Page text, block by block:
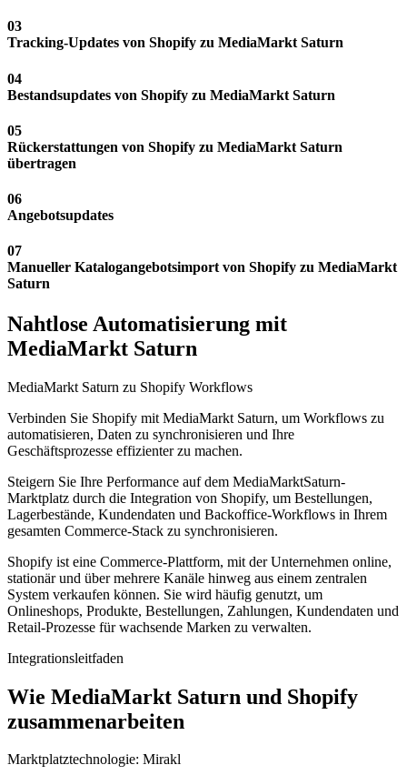
03
Tracking-Updates von Shopify zu MediaMarkt Saturn
04
Bestandsupdates von Shopify zu MediaMarkt Saturn
05
Rückerstattungen von Shopify zu MediaMarkt Saturn
übertragen
06
Angebotsupdates
07
Manueller Katalogangebotsimport von Shopify zu MediaMarkt
Saturn
Nahtlose Automatisierung mit
MediaMarkt Saturn
MediaMarkt Saturn zu Shopify Workflows
Verbinden Sie Shopify mit MediaMarkt Saturn, um Workflows zu
automatisieren, Daten zu synchronisieren und Ihre
Geschäftsprozesse effizienter zu machen.
Steigern Sie Ihre Performance auf dem MediaMarktSaturn-
Marktplatz durch die Integration von Shopify, um Bestellungen,
Lagerbestände, Kundendaten und Backoffice-Workflows in Ihrem
gesamten Commerce-Stack zu synchronisieren.
Shopify ist eine Commerce-Plattform, mit der Unternehmen online,
stationär und über mehrere Kanäle hinweg aus einem zentralen
System verkaufen können. Sie wird häufig genutzt, um
Onlineshops, Produkte, Bestellungen, Zahlungen, Kundendaten und
Retail-Prozesse für wachsende Marken zu verwalten.
Integrationsleitfaden
Wie MediaMarkt Saturn und Shopify
zusammenarbeiten
Marktplatztechnologie: Mirakl